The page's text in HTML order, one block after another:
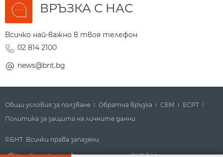
ВРЪЗКА С НАС
Всичко най-важно в твоя телефон
02 814 2100
news@bnt.bg
Общи условия за ползване Обратна връзка СЕМ
ECPT
Политика за защита на личните данни
©БНТ. Всички права запазени